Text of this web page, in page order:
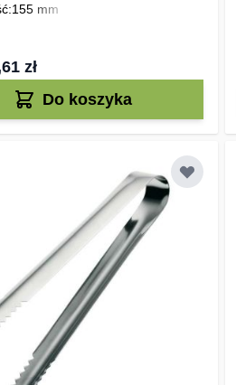
155 mm
zł
Do koszyka